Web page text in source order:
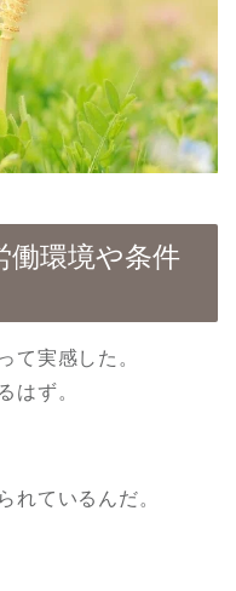
働環境や条件
て実感した。
はず。
れているんだ。